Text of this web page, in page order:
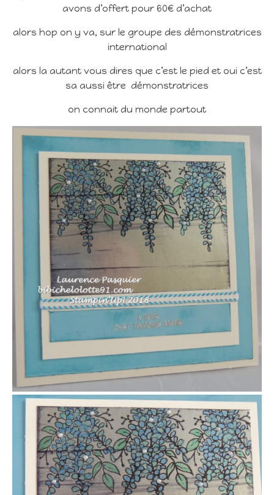
avons d’offert pour 60€ d’achat
alors hop on y va, sur le groupe des démonstratrices
international
alors la autant vous dires que c’est le pied et oui c’est
sa aussi être démonstratrices
on connait du monde partout